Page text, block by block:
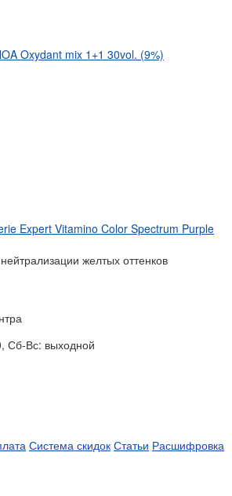
Oxydant mix 1+1 30vol. (9%)
Expert Vitamino Color Spectrum Purple
желтых оттенков
Сб-Вс: выходной
Система скидок Статьи Расшифровка